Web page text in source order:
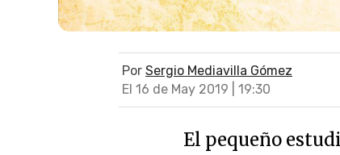
Por Sergio Mediavilla Gómez
El 16 de May 2019 | 19:30
El pequeño